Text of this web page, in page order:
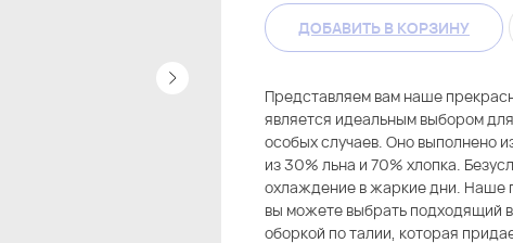
ДОБАВИТЬ В КОРЗИНУ
Представляем вам наше
является идеальным выбором
особых случаев. Оно выполнено
из 30% льна и 70% хлопка.
охлаждение в жаркие дни. Наше
вы можете выбрать подходящий
оборкой по талии, которая